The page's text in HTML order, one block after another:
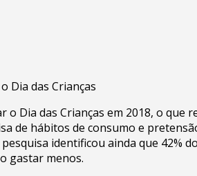
Dia das Crianças
Dia das Crianças em 2018, o
de hábitos de consumo e
identificou ainda que
gastar menos.